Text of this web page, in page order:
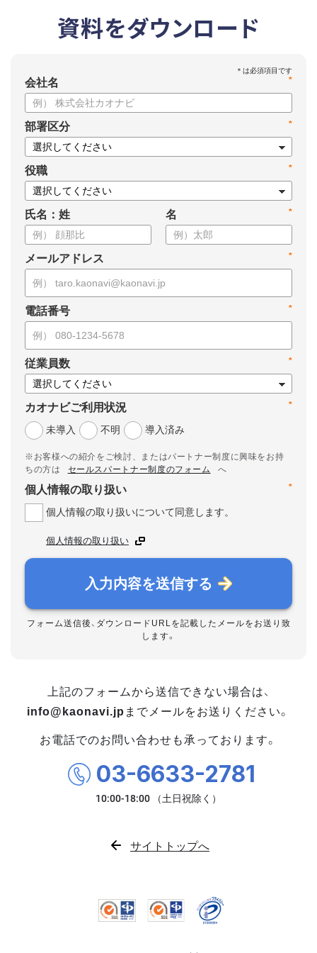
資料をダウンロード
*
会社名
*
部署区分
*
役職
氏名：姓 *
名
*
メールアドレス
*
電話番号
*
従業員数
*
カオナビご利用状況
未導入
不明 導入済み
※お客様への紹介をご検討、またはパートナー制度に興味をお持
ちの方は
セールスパートナー制度のフォーム
へ
*
個人情報の取り扱い
個人情報の取り扱いについて同意します。
個人情報の取り扱い
入力内容を送信する
フォーム送信後、ダウンロードURLを記載したメールをお送り致
します。
上記のフォームから送信できない場合は、
info@kaonavi.jp までメールをお送りください。
お電話でのお問い合わせも承っております。
03-6633-2781
サイトトップへ